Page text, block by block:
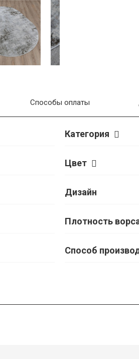
Категория
Цвет
Дизайн
Плотность
Способ
Способы оплаты